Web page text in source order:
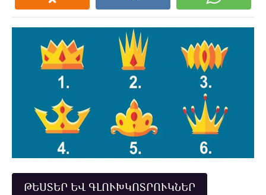
ԹԵՍՏԵՐ ԵՎ ԳԼՈՒԽԿՈՏՐՈՒԿՆԵՐ